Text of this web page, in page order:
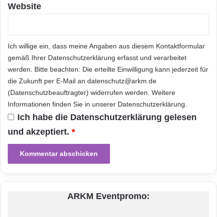
Forschungsinstitute
menschliche Bevölkerung zu bauen, was
materialsparend, kraftsparend und
gesundheitsschonend für den Menschen ist.
Bauherren könnten diesen 3D Druckservice
von sich dafür spezialisierten Firmen in
Anspruch nehmen. Darüber hinaus entlastet
Bauherrn, da auf die
Bauarbeitern auf regulären Baustellen
Website
Ich willige ein, dass meine Angaben aus diesem Kontaktformular
gemäß Ihrer Datenschutzerklärung erfasst und verarbeitet
werden. Bitte beachten: Die erteilte Einwilligung kann jederzeit für
die Zukunft per E-Mail an datenschutz@arkm.de
(Datenschutzbeauftragter) widerrufen werden. Weitere
Informationen finden Sie in unserer Datenschutzerklärung.
Ich habe die Datenschutzerklärung gelesen
und akzeptiert. *
ARKM Eventpromo: